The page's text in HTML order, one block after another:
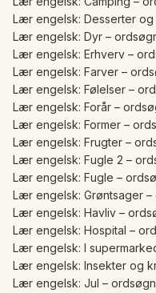
Lær engelsk: Desserter
Lær engelsk: Dyr –
Lær engelsk: Erhverv –
Lær engelsk: Farver –
Lær engelsk: Følelser –
Lær engelsk: Forår –
Lær engelsk: Former –
Lær engelsk: Frugter –
Lær engelsk: Fugle 2 –
Lær engelsk: Fugle –
Lær engelsk: Grøntsager
Lær engelsk: Havliv –
Lær engelsk: Hospital –
Lær engelsk: I
Lær engelsk: Insekter og
Lær engelsk: Jul –